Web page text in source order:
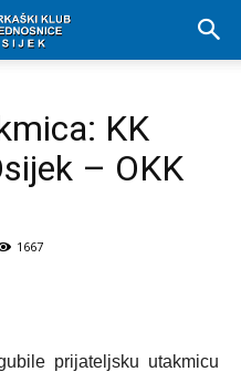
KK
– OKK
1667
prijateljsku utakmicu